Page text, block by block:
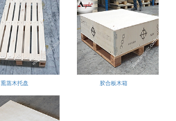
熏蒸木托盘 胶合板木箱